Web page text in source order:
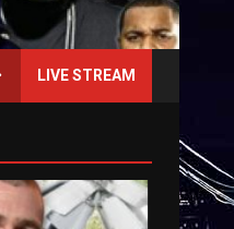
LIVE STREAM